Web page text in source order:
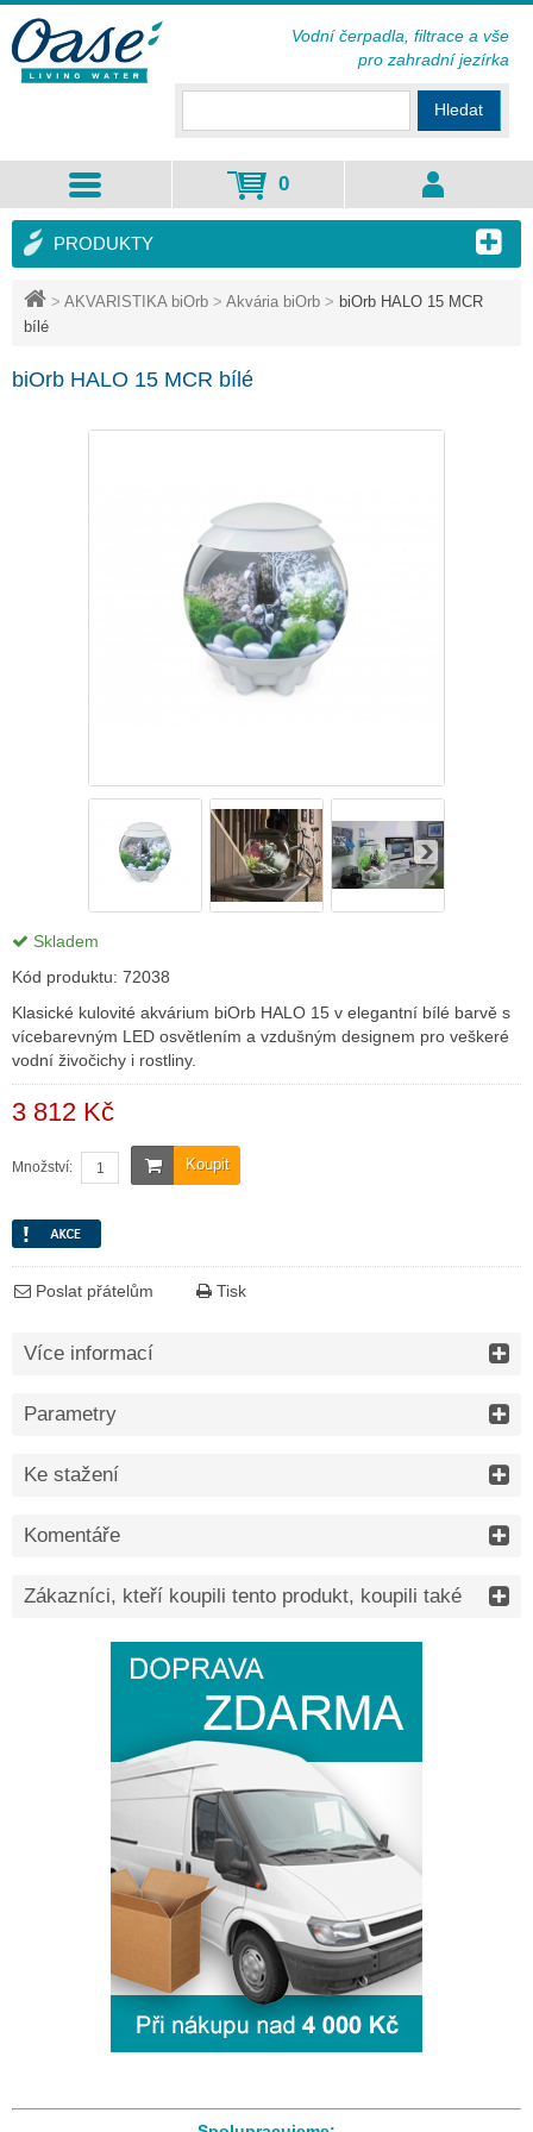
> AKVARISTIKA biOrb > Akvária biOrb > biOrb HALO 15 MCR
bílé
biOrb HALO 15 MCR bílé
Skladem
Kód produktu: 72038
Klasické kulovité akvárium biOrb HALO 15 v elegantní bílé barvě s
vícebarevným LED osvětlením a vzdušným designem pro veškeré
vodní živočichy i rostliny.
3 812 Kč
Koupit
Množství:
Poslat přátelům Tisk
Více informací
Parametry
Ke stažení
Komentáře
Zákazníci, kteří koupili tento produkt, koupili také
PRODUKTY
Hledat
0
Vodní čerpadla, filtrace a vše
pro zahradní jezírka